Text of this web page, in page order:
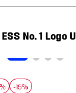
No. 1 Logo
-15%